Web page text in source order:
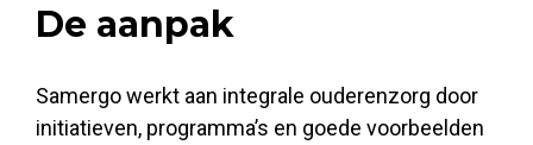
De aanpak
Samergo werkt aan integrale ouderenzorg door
initiatieven, programma’s en goede voorbeelden